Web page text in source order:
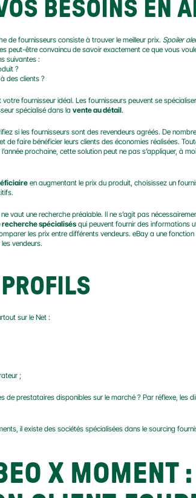
BESOINS EN
de fournisseurs consiste à trouver le meilleur prix. Spoiler
peut-être convaincu de savoir exactement ce que vous
suivantes :
?
des clients ?
fournisseur idéal. Les fournisseurs peuvent se
spécialisé dans la vente au détail.
si les fournisseurs sont des revendeurs agréés. De
faire bénéficier leurs clients des économies réalisées.
prochaine, cette solution peut ne pas s’appliquer, à
en augmentant le prix du produit, choisissez un
vaut une recherche préalable. Il ne s’agit pas
recherche spécialisés qui peuvent fournir des informations
les prix entre différents vendeurs. eBay a une
vendeurs.
sur le Net :
;
prestataires disponibles sur le marché ? Par réflexe, les
il existe des sociétés spécialisées dans le sourcing
X MOMENT